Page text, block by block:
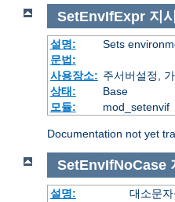
SetEnvIfExpr 지
설명:
Sets
문법:
사용장소: 주서버설정,
상태:
Base
모듈:
mod_setenvif
Documentation not yet
SetEnvIfNoCase
설명:
대소문